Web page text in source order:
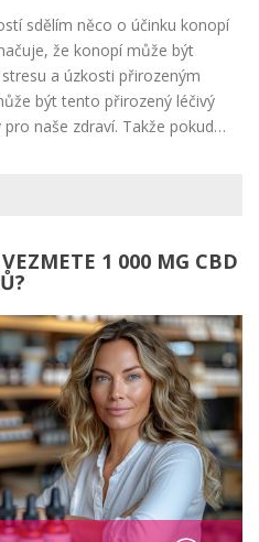
sdělím něco o účinku konopí
že konopí může být
a úzkosti přirozeným
být tento přirozený léčivý
Takže pokud
výhody tohoto
1 000 MG CBD